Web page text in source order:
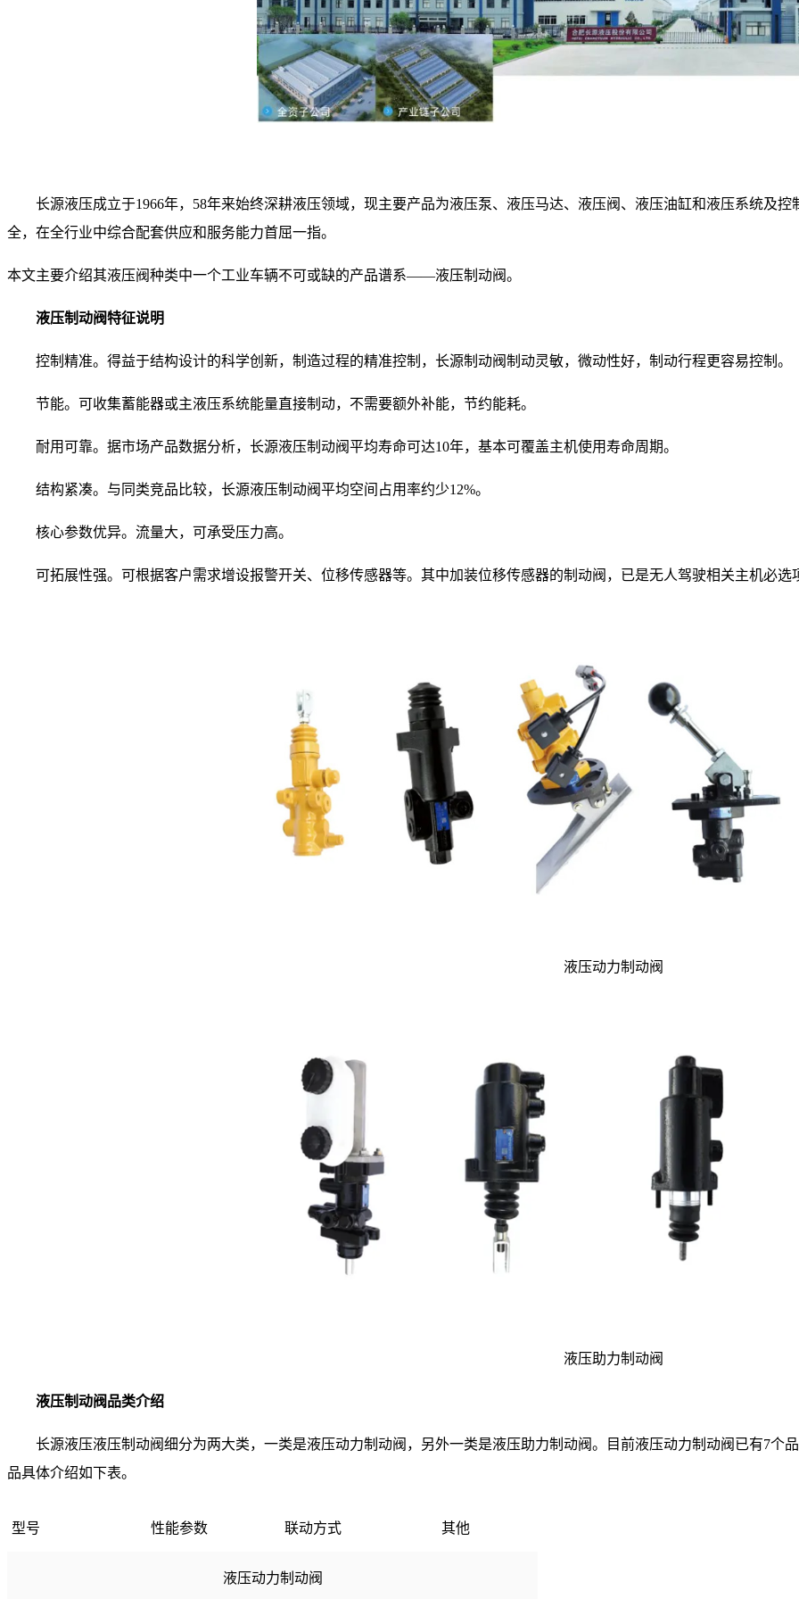
长源液压成立于1966年，58年来始终深耕液压领域，现主要产品为液压泵、液压马达、液压阀、液压油缸和液压系统及
全，在全行业中综合配套供应和服务能力首屈一指。
本文主要介绍其液压阀种类中一个工业车辆不可或缺的产品谱系——液压制动阀。
液压制动阀特征说明
控制精准。得益于结构设计的科学创新，制造过程的精准控制，长源制动阀制动灵敏，微动性好，制动行程更容易控制。
节能。可收集蓄能器或主液压系统能量直接制动，不需要额外补能，节约能耗。
耐用可靠。据市场产品数据分析，长源液压制动阀平均寿命可达10年，基本可覆盖主机使用寿命周期。
结构紧凑。与同类竞品比较，长源液压制动阀平均空间占用率约少12%。
核心参数优异。流量大，可承受压力高。
可拓展性强。可根据客户需求增设报警开关、位移传感器等。其中加装位移传感器的制动阀，已是无人驾驶相关主机必选
液压动力制动阀
液压助力制动阀
液压制动阀品类介绍
长源液压液压制动阀细分为两大类，一类是液压动力制动阀，另外一类是液压助力制动阀。目前液压动力制动阀已有7个
品具体介绍如下表。
型号 性能参数 联动方式 其他
液压动力制动阀